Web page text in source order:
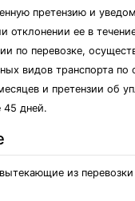
претензию и
отклонении ее в
по перевозке,
видов транспорта по
и претензии об
45 дней.
из перевозки